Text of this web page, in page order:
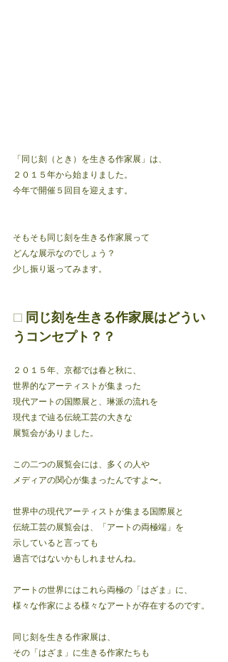
「同じ刻（とき）を生きる作家展」は、
２０１５年から始まりました。
今年で開催５回目を迎えます。
そもそも同じ刻を生きる作家展って
どんな展示なのでしょう？
少し振り返ってみます。
⬜︎ 同じ刻を生きる作家展はどうい
うコンセプト？？
２０１５年、京都では春と秋に、
世界的なアーティストが集まった
現代アートの国際展と、琳派の流れを
現代まで辿る伝統工芸の大きな
展覧会がありました。
この二つの展覧会には、多くの人や
メディアの関心が集まったんですよ〜。
世界中の現代アーティストが集まる国際展と
伝統工芸の展覧会は、「アートの両極端」を
示していると言っても
過言ではないかもしれませんね。
アートの世界にはこれら両極の「はざま」に、
様々な作家による様々なアートが存在するのです。
同じ刻を生きる作家展は、
その「はざま」に生きる作家たちも